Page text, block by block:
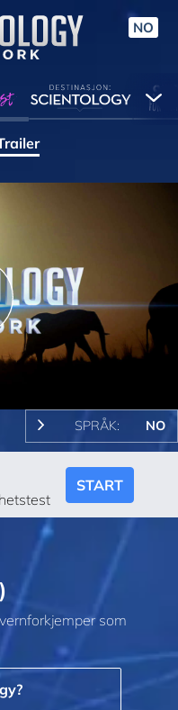
NO
SPRÅK: NO
START
som